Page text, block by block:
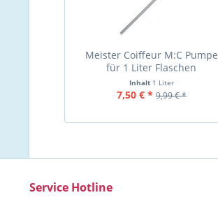
Meister Coiffeur M:C Pumpe
für 1 Liter Flaschen
Inhalt 1 Liter
7,50 € * 9,99 € *
Service Hotline